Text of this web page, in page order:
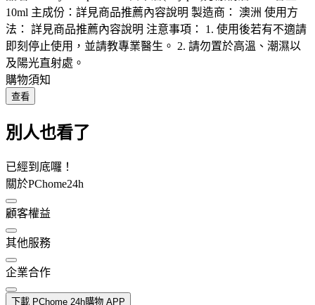
10ml 主成份：詳見商品推薦內容說明 製造商： 澳洲 使用方
法： 詳見商品推薦內容說明 注意事項： 1. 使用後若有不適請
即刻停止使用，並請教專業醫生。 2. 請勿置於高溫、潮濕以
及陽光直射處。
購物須知
查看
別人也看了
已經到底囉！
關於PChome24h
顧客權益
其他服務
企業合作
下載 PChome 24h購物 APP